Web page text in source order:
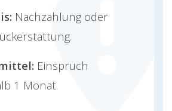
Nachzahlung oder
Einspruch
1 Monat.